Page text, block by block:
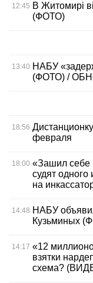
12:45 В Житомирі
(ФОТО)
13:40 НАБУ
(ФОТО) /
18:56
февраля
18:00 «Зашил себе
судят
на
14:48 НАБУ
Кузьминых
14:17 «12
взятки
схема?